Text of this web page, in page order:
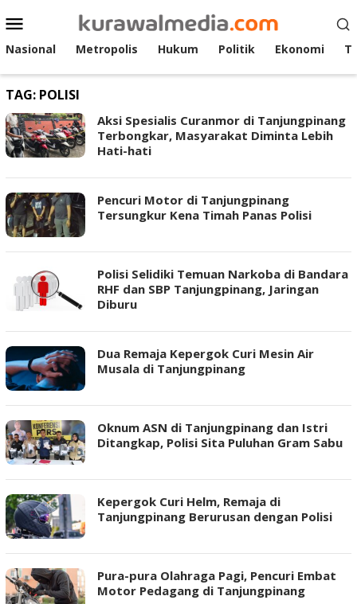
ke
konten
Menu
Mobile
Nasional Metropolis Hukum Politik Ekonomi
TAG: POLISI
Aksi Spesialis Curanmor di Tanjungpinang
Terbongkar, Masyarakat Diminta Lebih
Hati-hati
Pencuri Motor di Tanjungpinang
Tersungkur Kena Timah Panas Polisi
Polisi Selidiki Temuan Narkoba di Bandara
RHF dan SBP Tanjungpinang, Jaringan
Diburu
Dua Remaja Kepergok Curi Mesin Air
Musala di Tanjungpinang
Oknum ASN di Tanjungpinang dan Istri
Ditangkap, Polisi Sita Puluhan Gram Sabu
Kepergok Curi Helm, Remaja di
Tanjungpinang Berurusan dengan Polisi
Pura-pura Olahraga Pagi, Pencuri Embat
Motor Pedagang di Tanjungpinang